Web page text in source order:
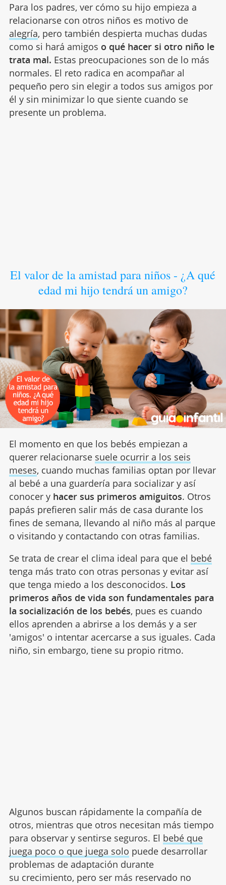
Para los padres, ver cómo su hijo empieza a
relacionarse con otros niños es motivo de
alegría, pero también despierta muchas dudas
como si hará amigos o qué hacer si otro niño le
trata mal. Estas preocupaciones son de lo más
normales. El reto radica en acompañar al
pequeño pero sin elegir a todos sus amigos por
él y sin minimizar lo que siente cuando se
presente un problema.
El valor de la amistad para niños - ¿A qué
edad mi hijo tendrá un amigo?
El momento en que los bebés empiezan a
querer relacionarse suele ocurrir a los seis
meses, cuando muchas familias optan por llevar
al bebé a una guardería para socializar y así
conocer y hacer sus primeros amiguitos. Otros
papás prefieren salir más de casa durante los
fines de semana, llevando al niño más al parque
o visitando y contactando con otras familias.
Se trata de crear el clima ideal para que el bebé
tenga más trato con otras personas y evitar así
que tenga miedo a los desconocidos. Los
primeros años de vida son fundamentales para
la socialización de los bebés, pues es cuando
ellos aprenden a abrirse a los demás y a ser
'amigos' o intentar acercarse a sus iguales. Cada
niño, sin embargo, tiene su propio ritmo.
Algunos buscan rápidamente la compañía de
otros, mientras que otros necesitan más tiempo
para observar y sentirse seguros. El bebé que
juega poco o que juega solo puede desarrollar
problemas de adaptación durante
su crecimiento, pero ser más reservado no